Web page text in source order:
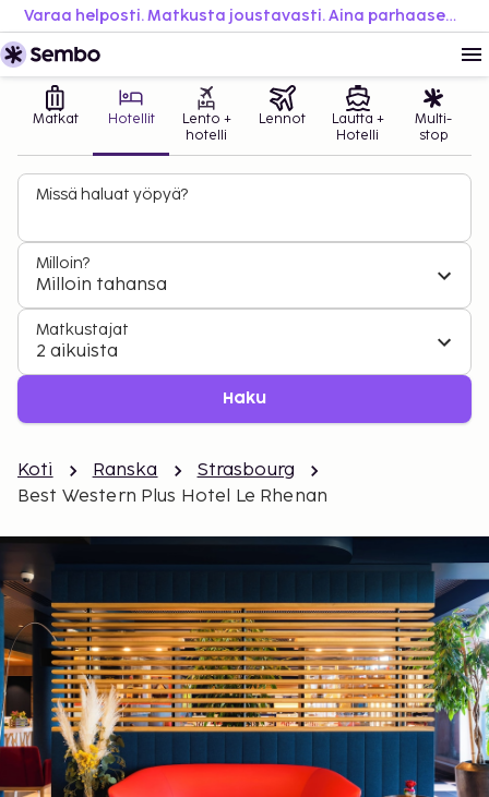
Varaa helposti. Matkusta joustavasti. Aina parhaaseen hintaan.
Matkat Hotellit
Lento +
hotelli
Lennot
Lautta +
Hotelli
Multi-
stop
Missä haluat yöpyä?
Milloin?
Milloin tahansa
Matkustajat
2 aikuista
Haku
Koti Ranska
Strasbourg
Best Western Plus Hotel Le Rhenan